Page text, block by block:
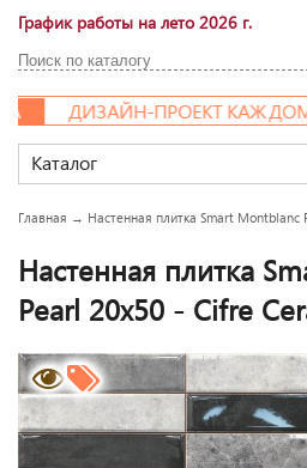
График работы на лето 2026 г.
ДИЗАЙН-ПРОЕКТ КАЖДОМУ !
Каталог
Главная → Настенная плитка Smart Montblanc
Настенная плитка
Pearl 20x50 - Cifre